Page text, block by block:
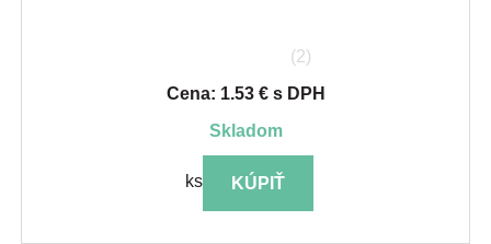
(2)
Cena: 1.53 € s DPH
skladom
ks KÚPIŤ